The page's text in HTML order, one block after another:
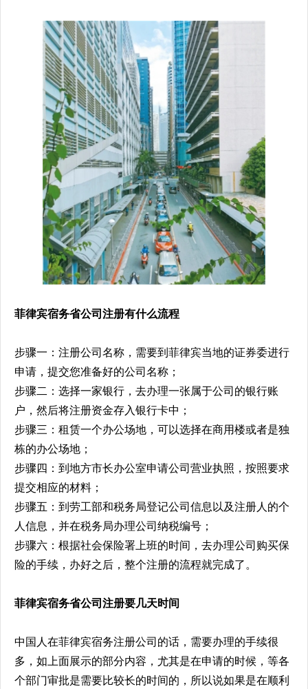
菲律宾宿务省公司注册有什么流程
步骤一：注册公司名称，需要到菲律宾当地的证券委进行
申请，提交您准备好的公司名称；
步骤二：选择一家银行，去办理一张属于公司的银行账
户，然后将注册资金存入银行卡中；
步骤三：租赁一个办公场地，可以选择在商用楼或者是独
栋的办公场地；
步骤四：到地方市长办公室申请公司营业执照，按照要求
提交相应的材料；
步骤五：到劳工部和税务局登记公司信息以及注册人的个
人信息，并在税务局办理公司纳税编号；
步骤六：根据社会保险署上班的时间，去办理公司购买保
险的手续，办好之后，整个注册的流程就完成了。
菲律宾宿务省公司注册要几天时间
中国人在菲律宾宿务注册公司的话，需要办理的手续很
多，如上面展示的部分内容，尤其是在申请的时候，等各
个部门审批是需要比较长的时间的，所以说如果是在顺利